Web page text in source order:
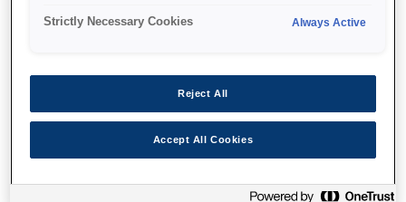
teknolojisi
Filmler, yayın, oyun, spor izleme, ev
simülatörleri ve daha fazlası için mükemmel
büyük ölçekli görüntü teknolojisi
Strictly Necessary Cookies Always Active
Reject All
Accept All Cookies